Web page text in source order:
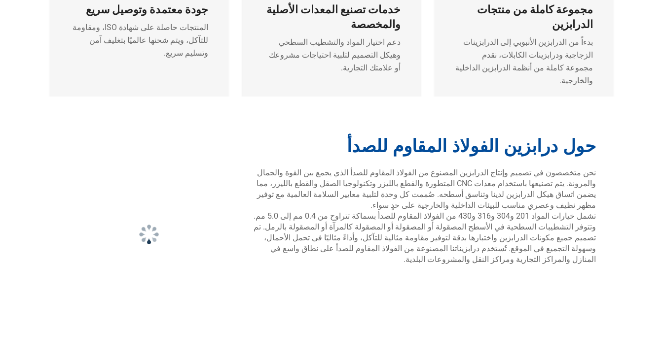
مجموعة كاملة من منتجات
الدرابزين
بدءاً من الدرابزين الأنبوبي إلى الدرابزينات
الزجاجية ودرابزينات الكابلات، نقدم
مجموعة كاملة من أنظمة الدرابزين الداخلية
والخارجية.
خدمات تصنيع المعدات الأصلية
والمخصصة
دعم اختيار المواد والتشطيب السطحي
وهيكل التصميم لتلبية احتياجات مشروعك
أو علامتك التجارية.
جودة معتمدة وتوصيل سريع
المنتجات حاصلة على شهادة ISO، ومقاومة
للتآكل، ويتم شحنها عالميًا بتغليف آمن
وتسليم سريع.
حول درابزين الفولاذ المقاوم للصدأ
نحن متخصصون في تصميم وإنتاج الدرابزين المصنوع من الفولاذ المقاوم للصدأ الذي يجمع بين القوة والجمال
والمرونة. يتم تصنيعها باستخدام معدات CNC المتطورة والقطع بالليزر وتكنولوجيا الصقل والقطع بالليزر، مما
يضمن اتساق هيكل الدرابزين لدينا وتناسق أسطحه. صُممت كل وحدة لتلبية معايير السلامة العالمية مع توفير
مظهر نظيف وعصري مناسب للبيئات الداخلية والخارجية على حدٍ سواء.
تشمل خيارات المواد 201 و304 و316 و430 من الفولاذ المقاوم للصدأ بسماكة تتراوح من 0.4 مم إلى 5.0 مم.
وتتوفر التشطيبات السطحية في الأسطح المصقولة أو المصقولة أو المصقولة كالمرآة أو المصقولة بالرمل. تم
تصميم جميع مكونات الدرابزين واختبارها بدقة لتوفير مقاومة مثالية للتآكل، وأداءً مثاليًا في تحمل الأحمال،
وسهولة التجميع في الموقع. تُستخدم درابزيناتنا المصنوعة من الفولاذ المقاوم للصدأ على نطاق واسع في
المنازل والمراكز التجارية ومراكز النقل والمشروعات البلدية.